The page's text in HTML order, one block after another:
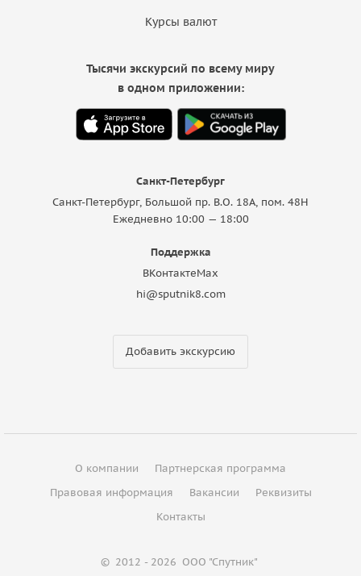
Курсы валют
Санкт-Петербург
Санкт-Петербург, Большой пр. В.О. 18A, пом. 48Н
Ежедневно 10:00 — 18:00
Поддержка
ВКонтактеMax
hi@sputnik8.com
Добавить экскурсию
Тысячи экскурсий по всему миру
в одном приложении:
О компании
Партнерская программа
Правовая информация
Вакансии
Реквизиты
Контакты
© 2012 - 2026 ООО "Спутник"